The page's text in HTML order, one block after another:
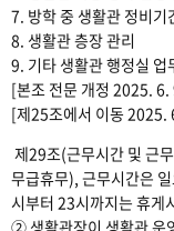
7. 방학 중 생활관 정비기
8. 생활관 층장 관리
9. 기타 생활관 행정실 업
[본조 전문 개정 2025. 6.
[제25조에서 이동 2025.
제29조(근무시간 및 근
무급휴무), 근무시간은
시부터 23시까지는 휴게
② 생활관장이 생활관 운